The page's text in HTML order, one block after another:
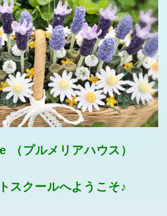
プルメリアハウス）
スクールへようこそ♪